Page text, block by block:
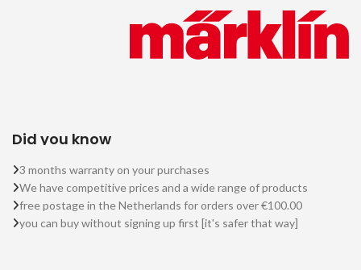
Did you know
3 months warranty on your purchases
We have competitive prices and a wide range of products
free postage in the Netherlands for orders over €100.00
you can buy without signing up first [it's safer that way]